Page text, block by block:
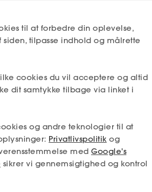
svar Virksomhedsjura Familieret
der ske med din
lovgivning ingen
som direkte omhandler
du at tage stilling til,
ske med din digitale arv, så
være en god idé. Digital
til at forbedre din oplevelse,
tilpasse indhold og målrette
cookies du vil acceptere og altid
dit samtykke tilbage via linket i
og andre teknologier til at
Privatlivspolitik og
med Google's
sikrer vi gennemsigtighed og kontrol